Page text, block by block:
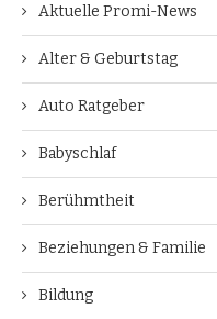
Aktuelle Promi-News
Alter & Geburtstag
Auto Ratgeber
Babyschlaf
Berühmtheit
Beziehungen & Familie
Bildung